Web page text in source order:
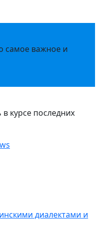
самое важное и
курсе последних
диалектами и